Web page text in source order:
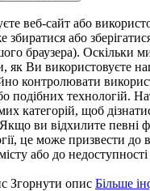
веб-сайт або
збиратися або
браузера). Оскільки
як Ви використовуєте
контролювати
подібних технологій.
категорій, щоб
ви відхилите певні
це може призвести
або до
Згорнути опис Більше